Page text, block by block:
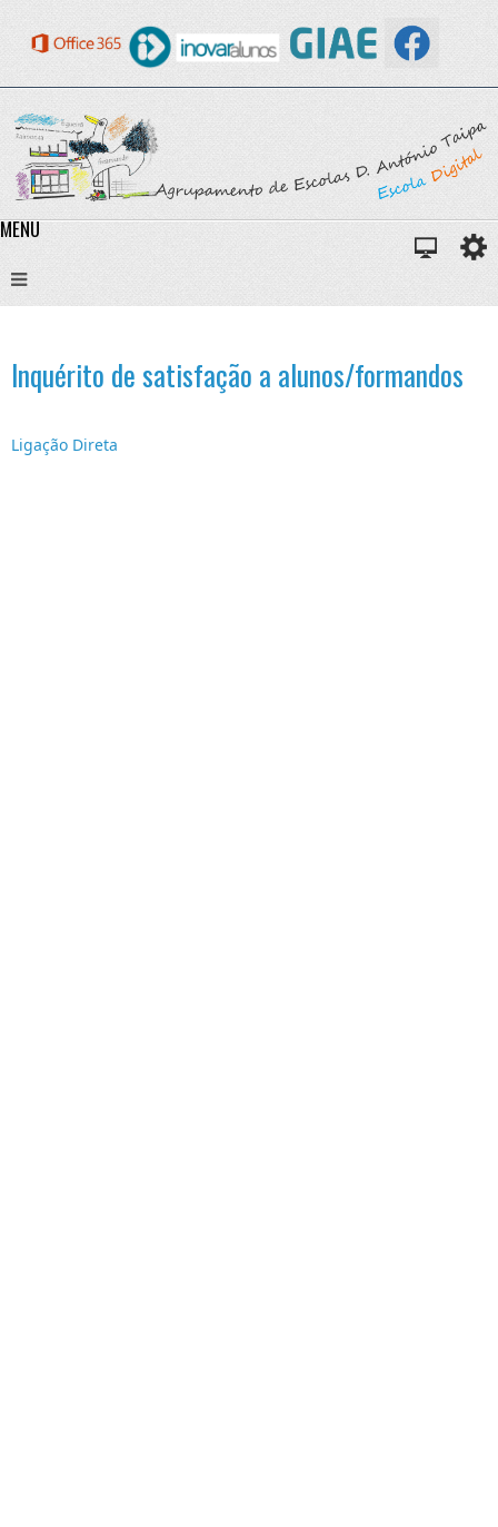
MENU
Inquérito de satisfação a alunos/formandos
Ligação Direta